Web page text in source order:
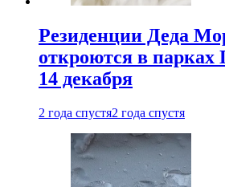
Резиденции Деда
откроются в парках
14 декабря
2 года спустя2 года спустя